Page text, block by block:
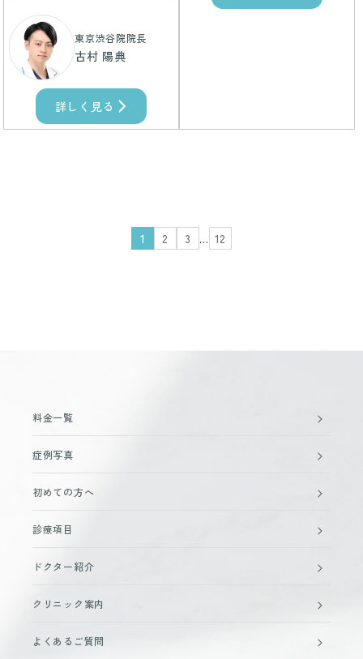
東京渋谷院院長
古村 陽典
詳しく見る
1 2 3 … 12
料金一覧
症例写真
初めての方へ
診療項目
ドクター紹介
クリニック案内
よくあるご質問